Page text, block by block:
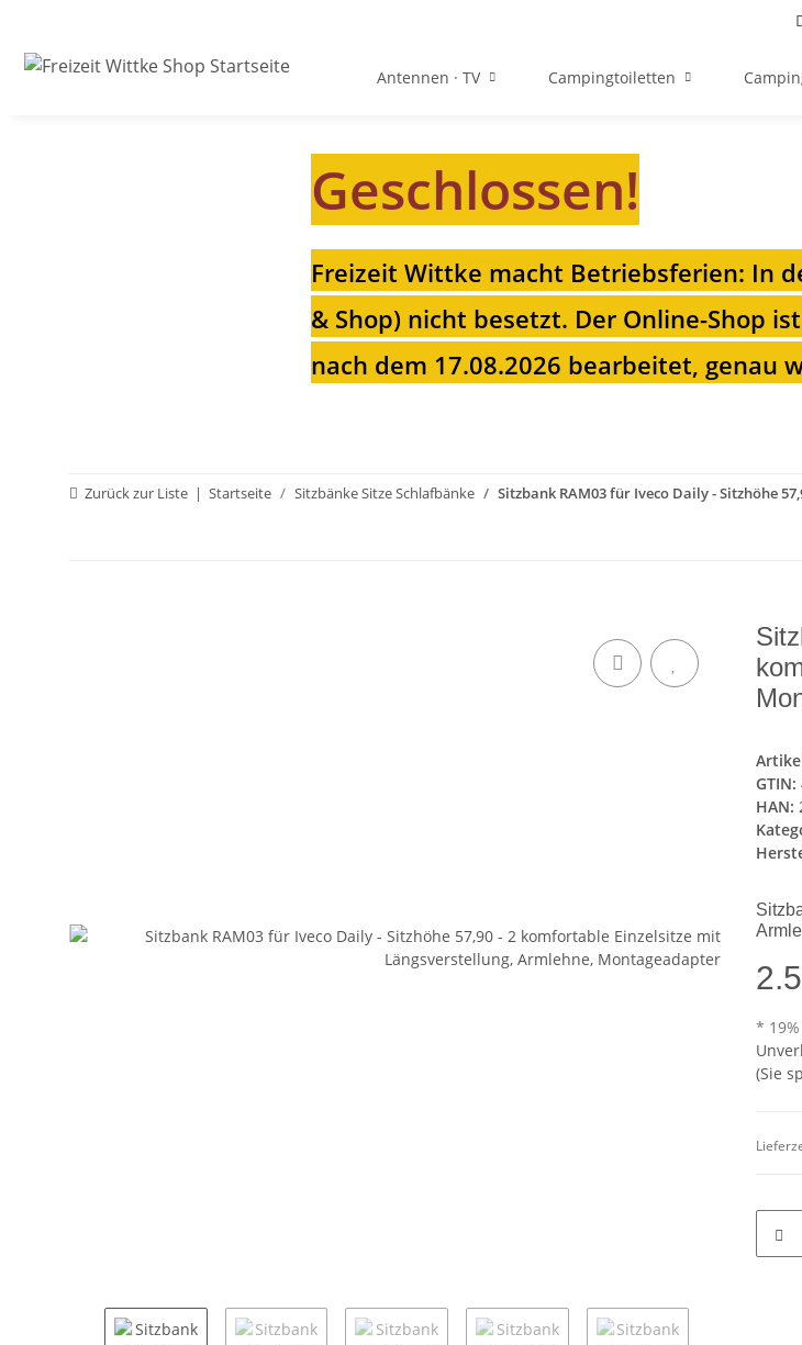
Antennen · TV Campingtoiletten
Geschlossen!
Freizeit Wittke macht Betriebsferien: In
& Shop) nicht besetzt. Der Online-Shop
nach dem 17.08.2026 bearbeitet, genau
Zurück zur Liste Startseite Sitzbänke Sitze Schlafbänke Sitzbank RAM03 für Iveco Daily - Sitzhöhe
GTIN:
HAN:
*
(Sie